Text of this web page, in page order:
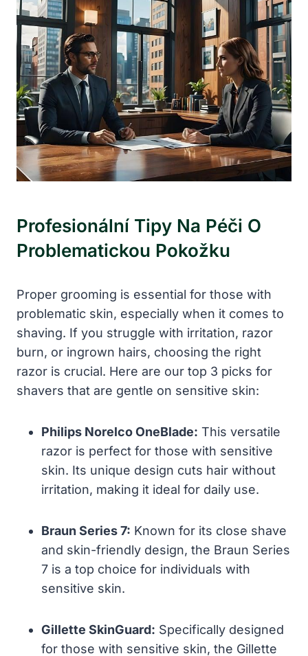
Profesionální Tipy Na Péči O
Problematickou Pokožku
Proper grooming is essential for those with
problematic skin, especially when it comes to
shaving. If you struggle with irritation, razor
burn, or ingrown hairs, choosing the right
razor is crucial. Here are our top 3 picks for
shavers that are gentle on sensitive skin:
Philips Norelco OneBlade: This versatile
razor is perfect for those with sensitive
skin. Its unique design cuts hair without
irritation, making it ideal for daily use.
Braun Series 7: Known for its close shave
and skin-friendly design, the Braun Series
7 is a top choice for individuals with
sensitive skin.
Gillette SkinGuard: Specifically designed
for those with sensitive skin, the Gillette